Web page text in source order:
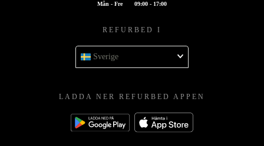
Mån - Fre 09:00 - 17:00
REFURBED I
Sverige
LADDA NER REFURBED APPEN